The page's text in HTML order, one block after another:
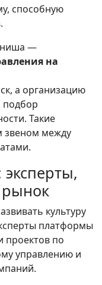
способную
ниша —
на
а организацию
подбор
Такие
звеном между
культуру
платформы
проектов по
управлению и